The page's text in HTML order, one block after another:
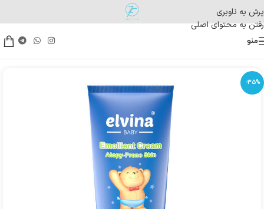
پرش به ناوبری
رفتن به محتوای اصلی
منو
-35%